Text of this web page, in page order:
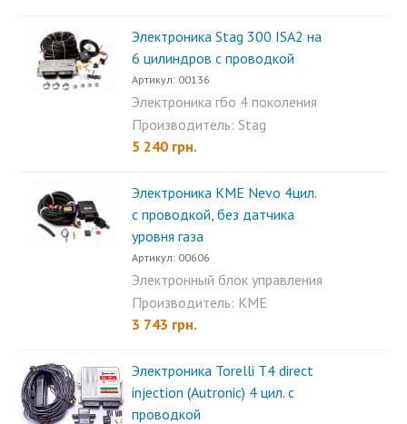
Электроника Stag 300 ISA2 на
6 цилиндров с проводкой
Артикул: 00136
Электроника гбо 4 поколения
Stag 300 ISA2 на 6 цил...
Производитель: Stag
5 240 грн.
Электроника KME Nevo 4цил.
c проводкой, без датчика
уровня газа
Артикул: 00606
Электронный блок управления
KME Nevo 4 цил - это...
Производитель: KME
3 743 грн.
Электроника Torelli T4 direct
injection (Autronic) 4 цил. с
проводкой